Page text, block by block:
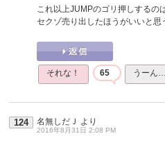
これ以上JUMPのゴリ押しするの
セクゾ売り出したほうがいいと思
それな！ 65 うーん…
124 名無しだＪ より
2016年8月31日 2:08 PM